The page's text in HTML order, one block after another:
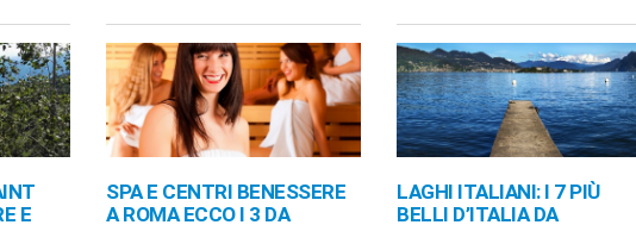
E
SPA E CENTRI BENESSERE
A ROMA ECCO I 3 DA
LAGHI ITALIANI: I 7 PIÙ
BELLI D’ITALIA DA